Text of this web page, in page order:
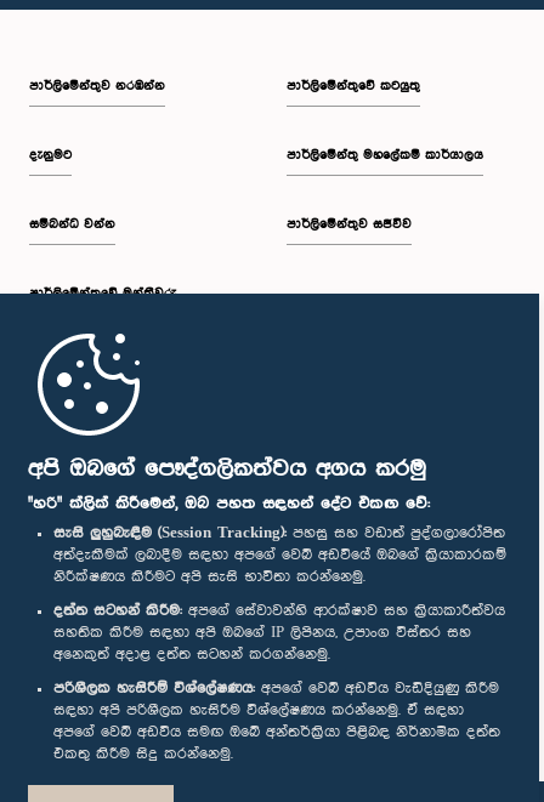
අපි ඔබගේ පෞද්ගලිකත්වය අගය කරමු
"හරි" ක්ලික් කිරීමෙන්, ඔබ පහත සඳහන් දේට එකඟ වේ:
සැසි ලුහුබැඳීම (Session Tracking): පහසු සහ වඩාත් පුද්ගලාරෝපිත
අත්දැකීමක් ලබාදීම සඳහා අපගේ වෙබ් අඩවියේ ඔබගේ ක්‍රියාකාරකම්
නිරීක්ෂණය කිරීමට අපි සැසි භාවිතා කරන්නෙමු.
දත්ත සටහන් කිරීම: අපගේ සේවාවන්හි ආරක්ෂාව සහ ක්‍රියාකාරීත්වය
සහතික කිරීම සඳහා අපි ඔබගේ IP ලිපිනය, උපාංග විස්තර සහ
අනෙකුත් අදාළ දත්ත සටහන් කරගන්නෙමු.
පරිශීලක හැසිරීම් විශ්ලේෂණය: අපගේ වෙබ් අඩවිය වැඩිදියුණු කිරීම
සඳහා අපි පරිශීලක හැසිරීම විශ්ලේෂණය කරන්නෙමු. ඒ සඳහා
අපගේ වෙබ් අඩවිය සමඟ ඔබේ අන්තර්ක්‍රියා පිළිබඳ නිර්නාමික දත්ත
එකතු කිරීම සිදු කරන්නෙමු.
පාර්ලි‌මේන්තුව නරඹන්න
දැනුමට
සම්බන්ධ වන්න
පාර්ලි‌මේන්තුවේ මන්ත්‍රීවරු
මුල් පිටුව
පාර්ලිමේන්තුවේ කටයුතු
පාර්ලිමේන්තු මහලේකම් කාර්යාලය
පාර්ලිමේන්තුව සජීවීව
පාර්ලිමේන්තු ජංගම යෙදුම
අප හා සම්බන්ධ වී සිටින්න :
සම්මාන
පෞද්ගලිකත්ව ප්‍රතිපත්තිය